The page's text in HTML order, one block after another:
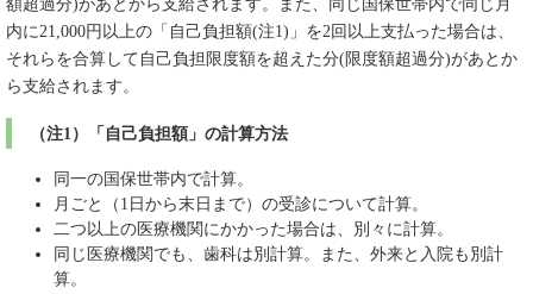
額超過分)があとから支給されます。また、同じ国保世帯内で同じ月
内に21,000円以上の「自己負担額(注1)」を2回以上支払った場合は、
それらを合算して自己負担限度額を超えた分(限度額超過分)があとか
ら支給されます。
（注1）「自己負担額」の計算方法
同一の国保世帯内で計算。
月ごと（1日から末日まで）の受診について計算。
二つ以上の医療機関にかかった場合は、別々に計算。
同じ医療機関でも、歯科は別計算。また、外来と入院も別計
算。